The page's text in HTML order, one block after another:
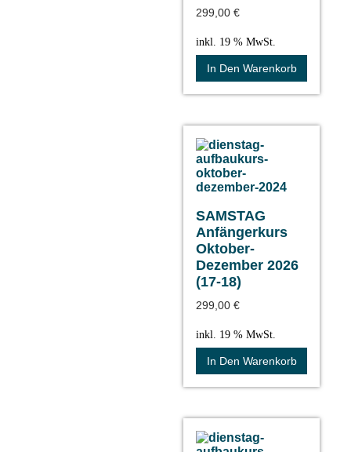
299,00 €
inkl. 19 % MwSt.
In Den Warenkorb
SAMSTAG
Anfängerkurs
Oktober-
Dezember 2026
(17-18)
299,00 €
inkl. 19 % MwSt.
In Den Warenkorb